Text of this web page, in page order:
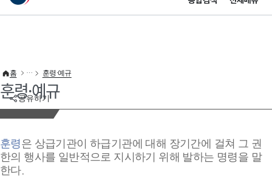
이 누리집은 대한민국 공식 전자정부 누리집입니다.
공유하기
홈 훈령·예규
훈령·예규
훈령은 상급기관이 하급기관에 대해 장기간에 걸쳐 그 권
한의 행사를 일반적으로 지시하기 위해 발하는 명령을 말
한다.